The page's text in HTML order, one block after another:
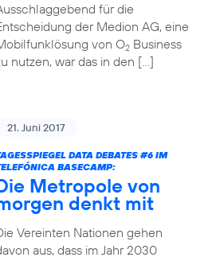
für die
der Medion AG, eine
von O2Business
nutzen, war das in den […]
21. Juni 2017
DATA DEBATES #6IM
BASECAMP:
Metropole von
denkt mit
Vereinten Nationen gehen
aus, dass im Jahr 2030